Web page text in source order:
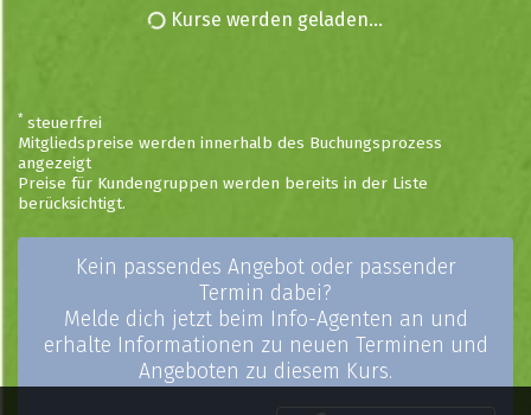
Kurse werden geladen...
* steuerfrei
Mitgliedspreise werden innerhalb des Buchungsprozess
angezeigt
Preise für Kundengruppen werden bereits in der Liste
berücksichtigt.
Kein passendes Angebot oder passender
Termin dabei?
Melde dich jetzt beim Info-Agenten an und
erhalte Informationen zu neuen Terminen und
Angeboten zu diesem Kurs.